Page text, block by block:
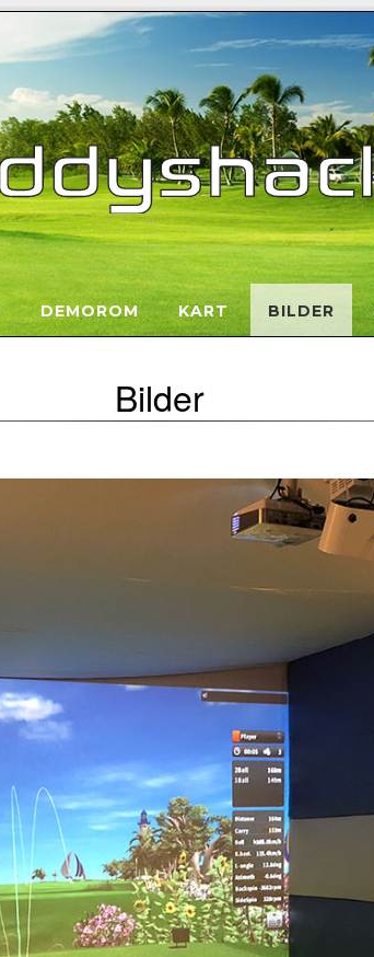
DEMOROM KART BILDER
Bilder